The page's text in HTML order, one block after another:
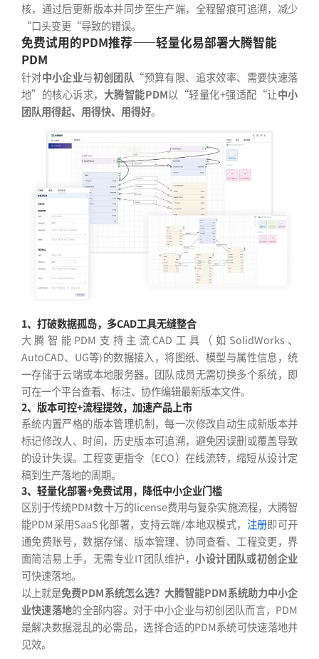
核，通过后更新版本并同步至生产端，全程留痕可追溯，减少
“口头变更“导致的错误。
免费试用的PDM推荐——轻量化易部署大腾智能
PDM
针对中小企业与初创团队 “预算有限、追求效率、需要快速落
地”的核心诉求， 大腾智能PDM以“轻量化+强适配“让中小
团队用得起、用得快、用得好。
1、打破数据孤岛，多CAD工具无缝整合
大腾智能PDM支持主流CAD工具（如SolidWorks、
AutoCAD、UG等)的数据接入，将图纸、模型与属性信息，统
一存储于云端或本地服务器。团队成员无需切换多个系统，即
可在一个平台查看、标注、协作编辑最新版本文件。
2、版本可控+流程提效，加速产品上市
系统内置严格的版本管理机制，每一次修改自动生成新版本并
标记修改人、时间，历史版本可追溯，避免因误删或覆盖导致
的设计失误。工程变更指令（ECO）在线流转，缩短从设计定
稿到生产落地的周期。
3、轻量化部署+免费试用，降低中小企业门槛
区别于传统PDM数十万的license费用与复杂实施流程，大腾智
能PDM采用SaaS化部署，支持云端/本地双模式， 注册即可开
通免费账号，数据存储、版本管理、协同查看、工程变更，界
面简洁易上手，无需专业IT团队维护，小设计团队或初创企业
可快速落地。
以上就是免费PDM系统怎么选？大腾智能PDM系统助力中小企
业快速落地的全部内容。对于中小企业与初创团队而言，PDM
是解决数据混乱的必需品，选择合适的PDM系统可快速落地并
见效。